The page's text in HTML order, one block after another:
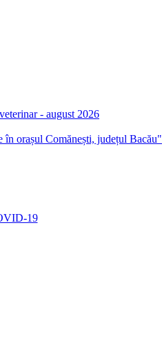
- august 2026
în orașul Comănești, județul Bacău"
19